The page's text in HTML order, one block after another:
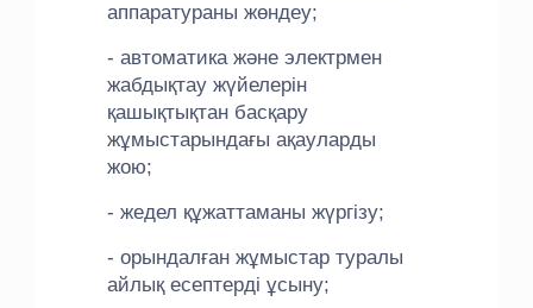
аппаратураны жөндеу;
- автоматика және электрмен
жабдықтау жүйелерін
қашықтықтан басқару
жұмыстарындағы ақауларды
жою;
- жедел құжаттаманы жүргізу;
- орындалған жұмыстар туралы
айлық есептерді ұсыну;